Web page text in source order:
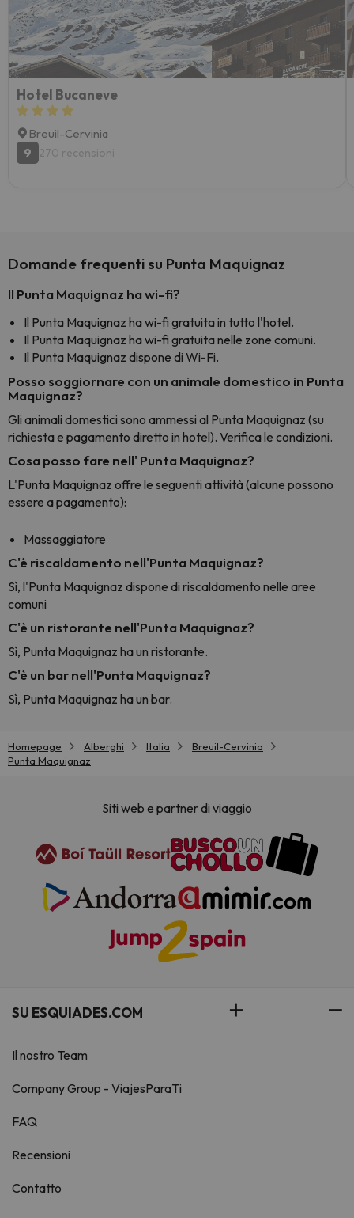
Hotel Bucaneve
Breuil-Cervinia
9
270 recensioni
Domande frequenti su Punta Maquignaz
Il Punta Maquignaz ha wi-fi?
Il Punta Maquignaz ha wi-fi gratuita in tutto l'hotel.
Il Punta Maquignaz ha wi-fi gratuita nelle zone comuni.
Il Punta Maquignaz dispone di Wi-Fi.
Posso soggiornare con un animale domestico in Punta
Maquignaz?
Gli animali domestici sono ammessi al Punta Maquignaz (su
richiesta e pagamento diretto in hotel). Verifica le condizioni.
Cosa posso fare nell' Punta Maquignaz?
L'Punta Maquignaz offre le seguenti attività (alcune possono
essere a pagamento):
Massaggiatore
C'è riscaldamento nell'Punta Maquignaz?
Sì, l'Punta Maquignaz dispone di riscaldamento nelle aree
comuni
C'è un ristorante nell'Punta Maquignaz?
Sì, Punta Maquignaz ha un ristorante.
C'è un bar nell'Punta Maquignaz?
Sì, Punta Maquignaz ha un bar.
Homepage Alberghi Italia
Breuil-Cervinia
Punta Maquignaz
Siti web e partner di viaggio
SU ESQUIADES.COM
Il nostro Team
Company Group - ViajesParaTi
FAQ
Recensioni
Contatto